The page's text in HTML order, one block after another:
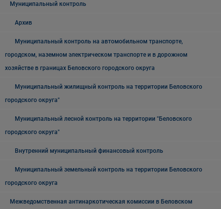
Муниципальный контроль
Архив
Муниципальный контроль на автомобильном транспорте,
городском, наземном электрическом транспорте и в дорожном
хозяйстве в границах Беловского городского округа
Муниципальный жилищный контроль на территории Беловского
городского округа"
Муниципальный лесной контроль на территории "Беловского
городского округа"
Внутренний муниципальный финансовый контроль
Муниципальный земельный контроль на территории Беловского
городского округа
Межведомственная антинаркотическая комиссии в Беловском